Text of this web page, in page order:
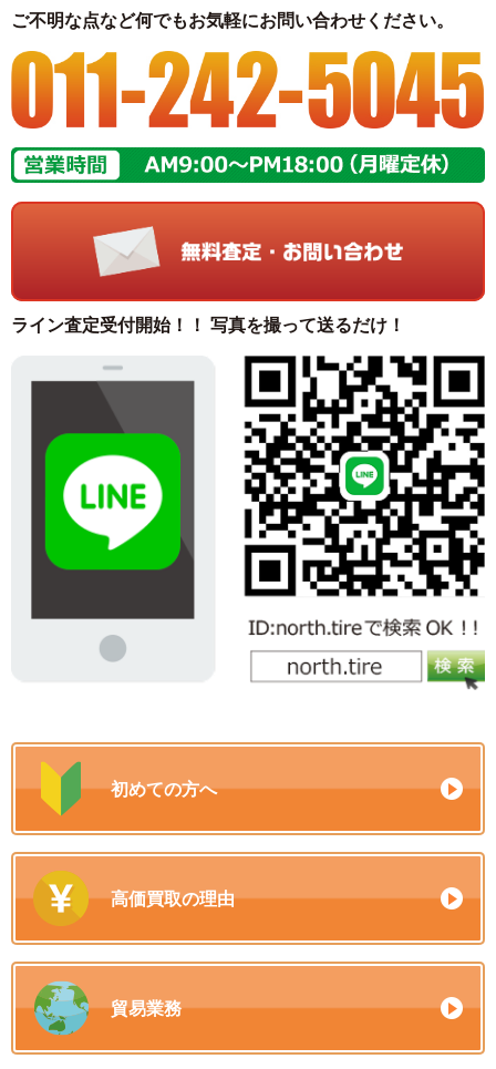
ご不明な点など何でもお気軽にお問い合わせください。
ライン査定受付開始！！ 写真を撮って送るだけ！
初めての方へ
高価買取の理由
貿易業務